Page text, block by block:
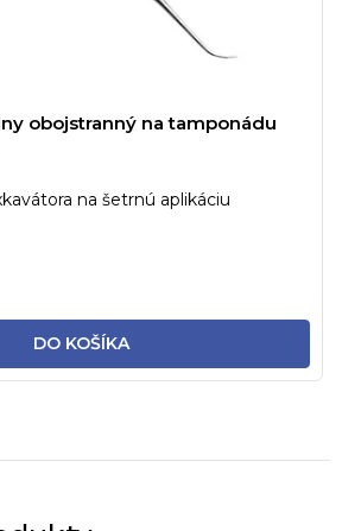
obojstranný na tamponádu
DO KOŠÍKA
na šetrnú aplikáciu